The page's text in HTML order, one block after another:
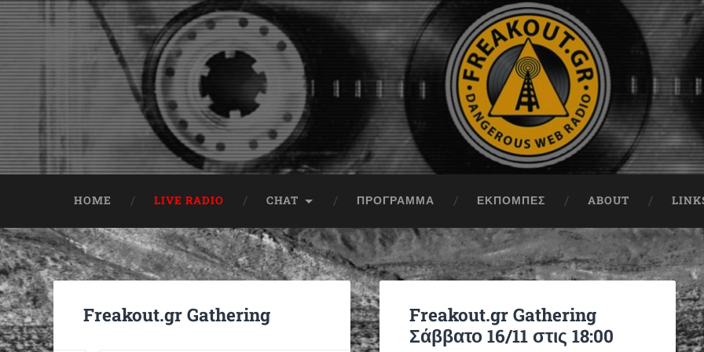
HOME LIVE RADIO CHAT ΠΡΟΓΡΑΜΜΑ ΕΚΠΟΜΠΈΣ ABOUT
Freakout.gr Gathering
Freakout.gr Gathering
Σάββατο 16/11 στις 18:00